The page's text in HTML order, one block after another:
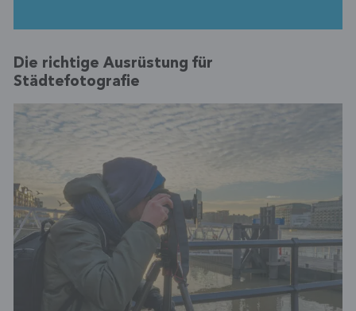
Die richtige Ausrüstung für
Städtefotografie